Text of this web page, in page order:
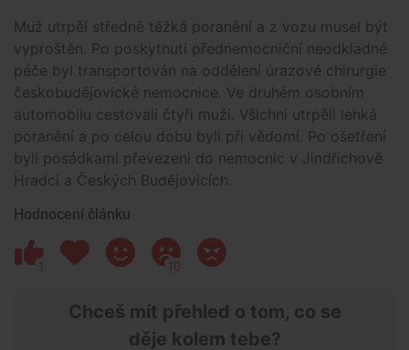
Muž utrpěl středně těžká poranění a z vozu musel být
vyproštěn. Po poskytnutí přednemocniční neodkladné
péče byl transportován na oddělení úrazové chirurgie
českobudějovické nemocnice. Ve druhém osobním
automobilu cestovali čtyři muži. Všichni utrpěli lehká
poranění a po celou dobu byli při vědomí. Po ošetření
byli posádkami převezeni do nemocnic v Jindřichově
Hradci a Českých Budějovicích.
Hodnocení článku
1 10
Chceš mít přehled o tom, co se
děje kolem tebe?